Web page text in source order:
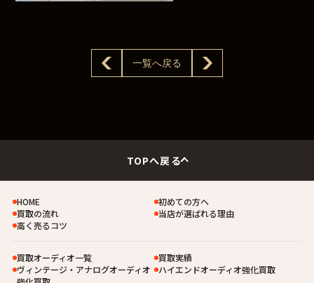
一覧へ戻る
TOPへ戻る
HOME
初めての方へ
買取の流れ
当店が選ばれる理由
高く売るコツ
買取オーディオ一覧
買取実績
ヴィンテージ・アナログオーディオ
ハイエンドオーディオ強化買取